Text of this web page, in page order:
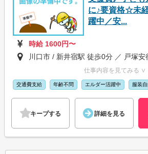
に♪要資格☆未
躍中／安...
時給 1600円〜
川口市 / 新井宿駅 徒歩0分 ／ 戸塚
仕事内容を見てみる ∨
交通費支給 年齢不問 エルダー活躍中 服装自
キープする 詳細を見る